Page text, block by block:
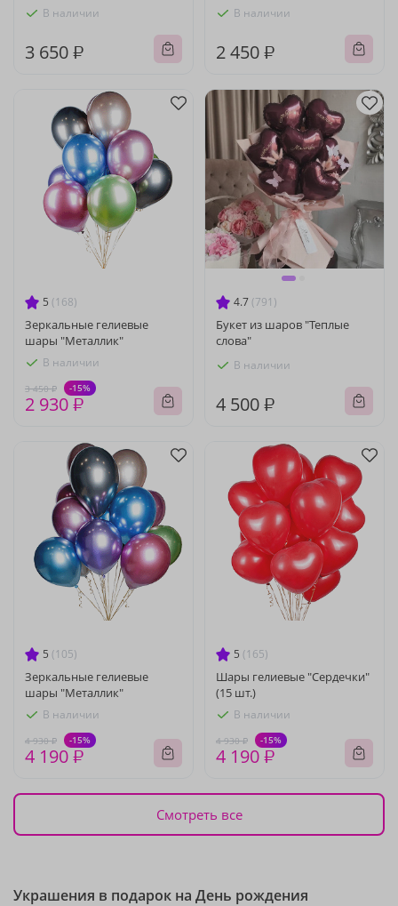
В наличии
3 650 ₽
В наличии
2 450 ₽
5 (168)
Зеркальные гелиевые
шары "Металлик"
В наличии
3 450 ₽ -15%
2 930 ₽
4.7 (791)
Букет из шаров "Теплые
слова"
В наличии
4 500 ₽
5 (105)
Зеркальные гелиевые
шары "Металлик"
В наличии
4 930 ₽ -15%
4 190 ₽
5 (165)
Шары гелиевые "Сердечки"
(15 шт.)
В наличии
4 930 ₽ -15%
4 190 ₽
Смотреть все
Украшения в подарок на День рождения